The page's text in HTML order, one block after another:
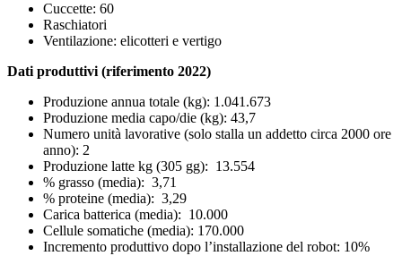
Cuccette: 60
Raschiatori
Ventilazione: elicotteri e vertigo
Dati produttivi (riferimento 2022)
Produzione annua totale (kg): 1.041.673
Produzione media capo/die (kg): 43,7
Numero unità lavorative (solo stalla un addetto circa 2000 ore
anno): 2
Produzione latte kg (305 gg): 13.554
% grasso (media): 3,71
% proteine (media): 3,29
Carica batterica (media): 10.000
Cellule somatiche (media): 170.000
Incremento produttivo dopo l’installazione del robot: 10%